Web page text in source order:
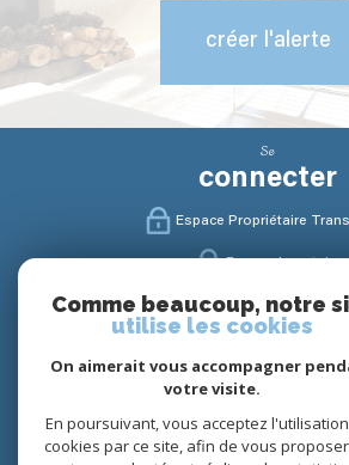
créer l'alerte
Se
connecter
Espace Propriétaire
Espace Locataire
Espace Gestion / Syndic
suivre
Comme beaucoup, notre
utilise les cookies
On aimerait vous accompagner
votre visite.
En poursuivant, vous acceptez
cookies par ce site, afin de vous